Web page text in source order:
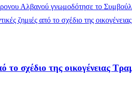
Αλβανού γνωμοδότησε το
ζημιές από το σχέδιο της
το σχέδιο της οικογένειας